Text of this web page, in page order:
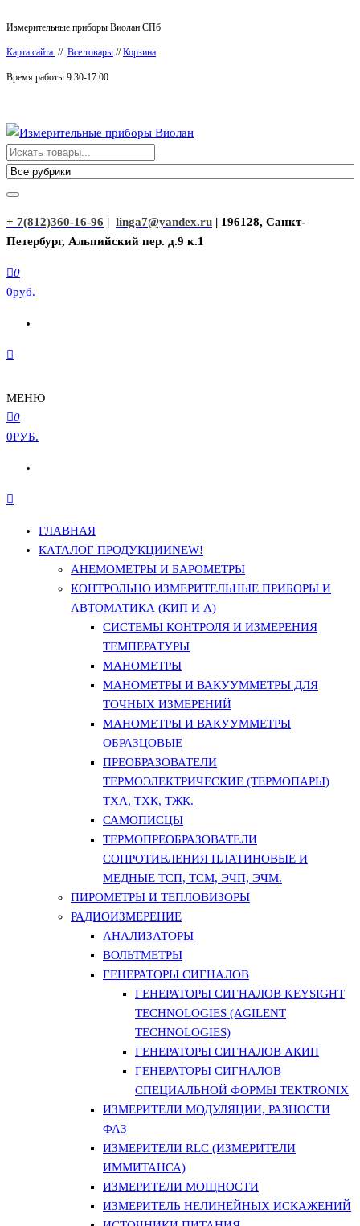
к
содержимому
Измерительные приборы Виолан СПб
Карта сайта // Все товары //Корзина
Время работы 9:30-17:00
Измерительные приборы Виолан
+ 7(812)360-16-96 | linga7@yandex.ru | 196128, Санкт-
Петербург, Альпийский пер. д.9 к.1
0
0руб.
МЕНЮ
0
0РУБ.
ГЛАВНАЯ
КАТАЛОГ ПРОДУКЦИИNEW!
АНЕМОМЕТРЫ И БАРОМЕТРЫ
КОНТРОЛЬНО ИЗМЕРИТЕЛЬНЫЕ ПРИБОРЫ И
АВТОМАТИКА (КИП И А)
СИСТЕМЫ КОНТРОЛЯ И ИЗМЕРЕНИЯ
ТЕМПЕРАТУРЫ
МАНОМЕТРЫ
МАНОМЕТРЫ И ВАКУУММЕТРЫ ДЛЯ
ТОЧНЫХ ИЗМЕРЕНИЙ
МАНОМЕТРЫ И ВАКУУММЕТРЫ
ОБРАЗЦОВЫЕ
ПРЕОБРАЗОВАТЕЛИ
ТЕРМОЭЛЕКТРИЧЕСКИЕ (ТЕРМОПАРЫ)
ТХА, ТХК, ТЖК.
САМОПИСЦЫ
ТЕРМОПРЕОБРАЗОВАТЕЛИ
СОПРОТИВЛЕНИЯ ПЛАТИНОВЫЕ И
МЕДНЫЕ ТСП, ТСМ, ЭЧП, ЭЧМ.
ПИРОМЕТРЫ И ТЕПЛОВИЗОРЫ
РАДИОИЗМЕРЕНИЕ
АНАЛИЗАТОРЫ
ВОЛЬТМЕТРЫ
ГЕНЕРАТОРЫ СИГНАЛОВ
ГЕНЕРАТОРЫ СИГНАЛОВ KEYSIGHT
TECHNOLOGIES (AGILENT
TECHNOLOGIES)
ГЕНЕРАТОРЫ СИГНАЛОВ АКИП
ГЕНЕРАТОРЫ СИГНАЛОВ
СПЕЦИАЛЬНОЙ ФОРМЫ TEKTRONIX
ИЗМЕРИТЕЛИ МОДУЛЯЦИИ, РАЗНОСТИ
ФАЗ
ИЗМЕРИТЕЛИ RLC (ИЗМЕРИТЕЛИ
ИММИТАНСА)
ИЗМЕРИТЕЛИ МОЩНОСТИ
ИЗМЕРИТЕЛЬ НЕЛИНЕЙНЫХ ИСКАЖЕНИЙ